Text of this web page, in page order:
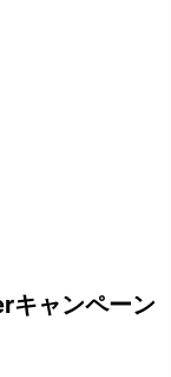
ャンペーン